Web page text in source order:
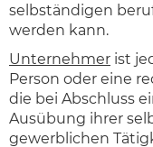
selbständigen
werden kann.
Unternehmer ist
Person oder eine
die bei Abschluss
Ausübung ihrer
gewerblichen